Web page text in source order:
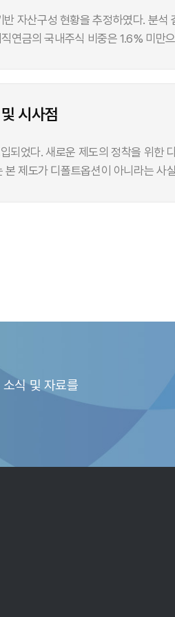
자산구성 현황을 추정하였다. 분
연금의 국내주식 비중은 1.6% 미만
의 지속가능성에 의문을 제기할 뿐
금이 국민연금 자산매각의 충격을
로 추계되었다. 현재의 자산구성이
원활히 진행되어 국민연금과 유
시사점
되었다. 새로운 제도의 정착을 위한
제도가 디폴트옵션이 아니라는
위험량과 위험프리미엄을 확보하
이는 개인의 은퇴 계획에서 필요로
하는 포트폴리오 형식의 상품 구성
조응하기 어렵다. 효율적인 포트폴
점 TDF의 활용이 권고된다.
식 및 자료를